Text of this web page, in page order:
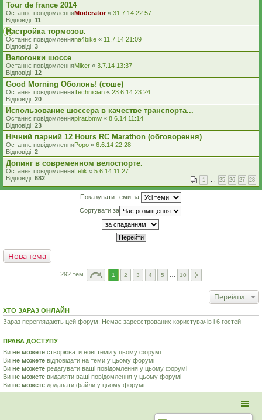
Tour de france 2014
Останнє повідомленняModerator« 31.7.14 22:57
Відповіді: 11
Настройка тормозов.
Останнє повідомленняna4bike « 11.7.14 21:09
Відповіді: 3
Велогонки шоссе
Останнє повідомленняMiker « 3.7.14 13:37
Відповіді: 12
Good Morning Оболонь! (соше)
Останнє повідомленняTechnician « 23.6.14 23:24
Відповіді: 20
Использование шоссера в качестве транспорта...
Останнє повідомленняpirat.bmw « 8.6.14 11:14
Відповіді: 23
Нічний парний 12 Hours RC Marathon (обговорення)
Останнє повідомленняPopo « 6.6.14 22:28
Відповіді: 2
Допинг в современном велоспорте.
Останнє повідомленняLelik « 5.6.14 11:27
Відповіді: 682 1 … 25 26 27 28
Показувати теми за:
Сортувати за
Нова тема
292 тем 1 2 3 4 5 10
Перейти
ХТО ЗАРАЗ ОНЛАЙН
Зараз переглядають цей форум: Немає зареєстрованих користувачів і 6 гостей
ПРАВА ДОСТУПУ
Ви не можете створювати нові теми у цьому форумі
Ви не можете відповідати на теми у цьому форумі
Ви не можете редагувати ваші повідомлення у цьому форумі
Ви не можете видаляти ваші повідомлення у цьому форумі
Ви не можете додавати файли у цьому форумі